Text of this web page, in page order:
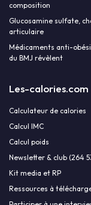
composition
Glucosamine sulfate,
articulaire
Médicaments anti-
du BMJ révèlent
Les-calories.com
Calculateur de calories
Calcul IMC
Calcul poids
Newsletter & club (264
Kit media et RP
Ressources à